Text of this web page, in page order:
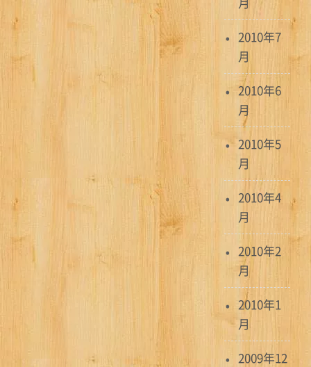
2010年7
月
2010年6
月
2010年5
月
2010年4
月
2010年2
月
2010年1
月
2009年12